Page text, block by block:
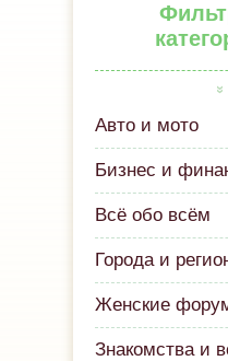
Авто и мото
Бизнес и
Всё обо всём
Города и
Женские
Знакомства и